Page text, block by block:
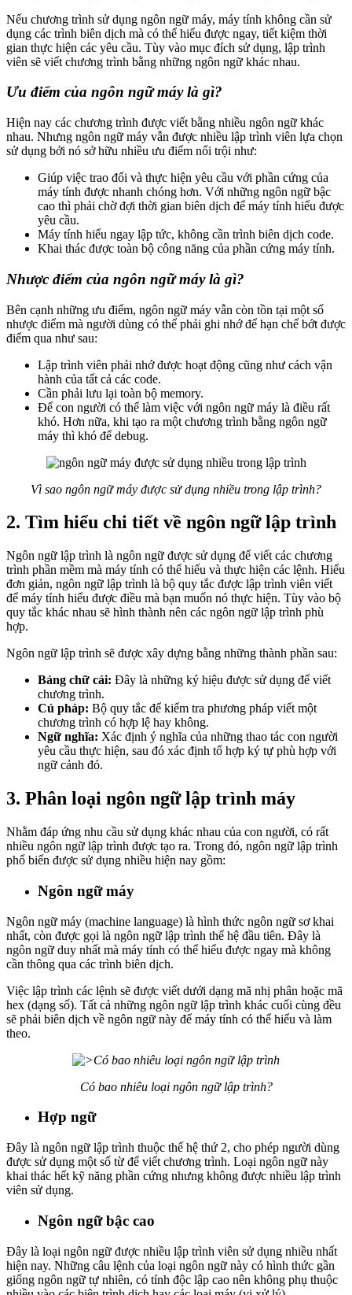
Nếu chương trình sử dụng ngôn ngữ máy, máy tính không cần sử
dụng các trình biên dịch mà có thể hiểu được ngay, tiết kiệm thời
gian thực hiện các yêu cầu. Tùy vào mục đích sử dụng, lập trình
viên sẽ viết chương trình bằng những ngôn ngữ khác nhau.
Ưu điểm của ngôn ngữ máy là gì?
Hiện nay các chương trình được viết bằng nhiều ngôn ngữ khác
nhau. Nhưng ngôn ngữ máy vẫn được nhiều lập trình viên lựa chọn
sử dụng bởi nó sở hữu nhiều ưu điểm nổi trội như:
Giúp việc trao đổi và thực hiện yêu cầu với phần cứng của
máy tính được nhanh chóng hơn. Với những ngôn ngữ bậc
cao thì phải chờ đợi thời gian biên dịch để máy tính hiểu được
yêu cầu.
Máy tính hiểu ngay lập tức, không cần trình biên dịch code.
Khai thác được toàn bộ công năng của phần cứng máy tính.
Nhược điểm của ngôn ngữ máy là gì?
Bên cạnh những ưu điểm, ngôn ngữ máy vẫn còn tồn tại một số
nhược điểm mà người dùng có thể phải ghi nhớ để hạn chế bớt được
điểm qua như sau:
Lập trình viên phải nhớ được hoạt động cũng như cách vận
hành của tất cả các code.
Cần phải lưu lại toàn bộ memory.
Để con người có thể làm việc với ngôn ngữ máy là điều rất
khó. Hơn nữa, khi tạo ra một chương trình bằng ngôn ngữ
máy thì khó để debug.
Vì sao ngôn ngữ máy được sử dụng nhiều trong lập trình?
2. Tìm hiểu chi tiết về ngôn ngữ lập trình
Ngôn ngữ lập trình là ngôn ngữ được sử dụng để viết các chương
trình phần mềm mà máy tính có thể hiểu và thực hiện các lệnh. Hiểu
đơn giản, ngôn ngữ lập trình là bộ quy tắc được lập trình viên viết
để máy tính hiểu được điều mà bạn muốn nó thực hiện. Tùy vào bộ
quy tắc khác nhau sẽ hình thành nên các ngôn ngữ lập trình phù
hợp.
Ngôn ngữ lập trình sẽ được xây dựng bằng những thành phần sau:
Bảng chữ cái: Đây là những ký hiệu được sử dụng để viết
chương trình.
Cú pháp: Bộ quy tắc để kiểm tra phương pháp viết một
chương trình có hợp lệ hay không.
Ngữ nghĩa: Xác định ý nghĩa của những thao tác con người
yêu cầu thực hiện, sau đó xác định tổ hợp ký tự phù hợp với
ngữ cảnh đó.
3. Phân loại ngôn ngữ lập trình máy
Nhằm đáp ứng nhu cầu sử dụng khác nhau của con người, có rất
nhiều ngôn ngữ lập trình được tạo ra. Trong đó, ngôn ngữ lập trình
phổ biến được sử dụng nhiều hiện nay gồm:
Ngôn ngữ máy
Ngôn ngữ máy (machine language) là hình thức ngôn ngữ sơ khai
nhất, còn được gọi là ngôn ngữ lập trình thế hệ đầu tiên. Đây là
ngôn ngữ duy nhất mà máy tính có thể hiểu được ngay mà không
cần thông qua các trình biên dịch.
Việc lập trình các lệnh sẽ được viết dưới dạng mã nhị phân hoặc mã
hex (dạng số). Tất cả những ngôn ngữ lập trình khác cuối cùng đều
sẽ phải biên dịch về ngôn ngữ này để máy tính có thể hiểu và làm
theo.
Có bao nhiêu loại ngôn ngữ lập trình?
Hợp ngữ
Đây là ngôn ngữ lập trình thuộc thế hệ thứ 2, cho phép người dùng
được sử dụng một số từ để viết chương trình. Loại ngôn ngữ này
khai thác hết kỹ năng phần cứng nhưng không được nhiều lập trình
viên sử dụng.
Ngôn ngữ bậc cao
Đây là loại ngôn ngữ được nhiều lập trình viên sử dụng nhiều nhất
hiện nay. Những câu lệnh của loại ngôn ngữ này có hình thức gần
giống ngôn ngữ tự nhiên, có tính độc lập cao nên không phụ thuộc